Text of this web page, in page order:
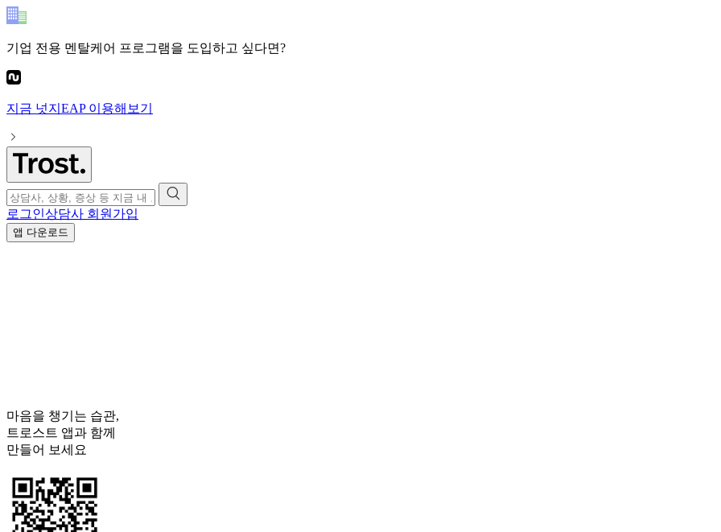
기업 전용 멘탈케어 프로그램을 도입하고 싶다면?
지금 넛지EAP이용해보기
로그인상담사 회원가입
앱 다운로드
마음을 챙기는 습관,
트로스트 앱과 함께
만들어 보세요